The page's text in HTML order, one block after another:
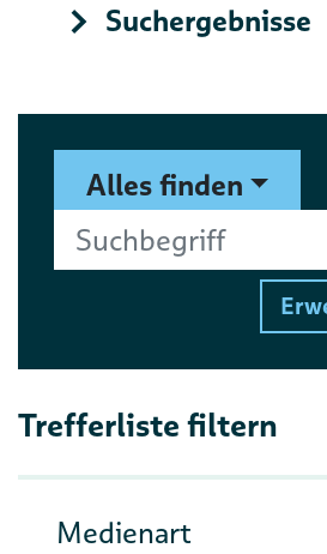
Suchergebnisse
Suchformular
Alles finden
Suchbegriff
Trefferliste filtern
Medienart